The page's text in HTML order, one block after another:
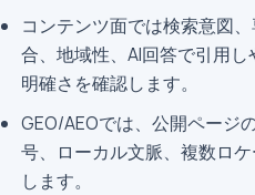
コンテンツ面では検索意図
合、地域性、AI回答で引用
明確さを確認します。
GEO/AEOでは、公開ページ
号、ローカル文脈、複数ロ
します。